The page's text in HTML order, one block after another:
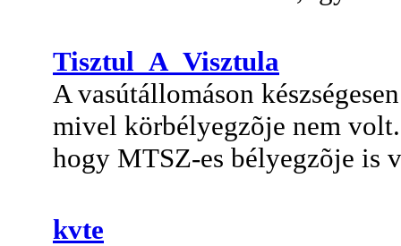
Tisztul_A_Visztula
A vasútállomáson
mivel körbélyegzõje nem
hogy MTSZ-es bélyegzõje is
kvte